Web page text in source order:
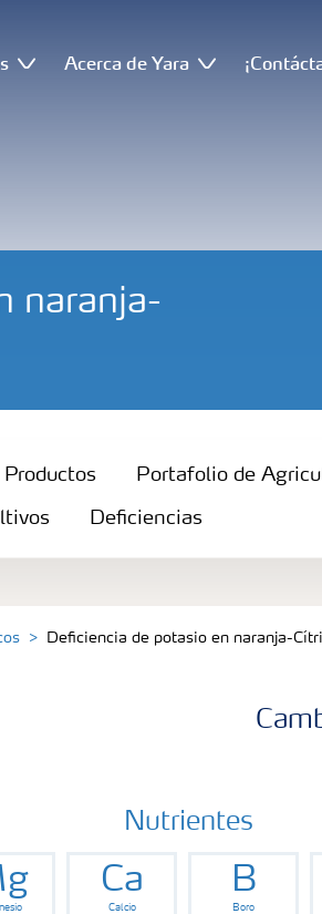
Acerca de Yara
naranja-
Productos Portafolio de
Deficiencias
Deficiencia de potasio en naranja-
Nutrientes
Ca
Calcio
B
Boro